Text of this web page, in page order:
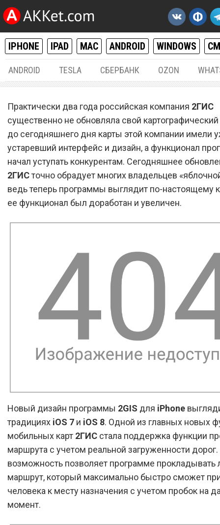
IPHONE IPAD MAC ANDROID WINDOWS
ANDROID TESLA СБЕРБАНК OZON
Картографический
для iOS обновился и
новый дизайн
Практически два года российская компания 2ГИС
существенно не обновляла свой
до сегодняшнего дня карты этой компании имели
устаревший интерфейс и дизайн, а функционал
начал уступать конкурентам. Сегодняшнее
2ГИСточно обрадует многих владельцев
ведь теперь программы выглядит по-настоящему
ее функционал был доработан и увеличен.
Новый дизайн программы 2GIS для iPhone
традициях iOS 7 и iOS 8. Одной из главных новых
мобильных карт 2ГИС стала поддержка функции
маршрута с учетом реальной загруженности дорог.
возможность позволяет программе прокладывать
маршрут, который максимально быстро сможет
человека к месту назначения с учетом пробок на
момент.